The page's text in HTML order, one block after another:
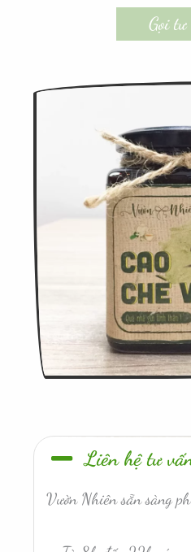
Gọi
Liên hệ tư
Vườn Nhiên sẵn sàng